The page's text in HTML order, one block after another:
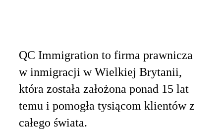
QC Immigration to firma prawnicza
w inmigracji w Wielkiej Brytanii,
która została założona ponad 15 lat
temu i pomogła tysiącom klientów z
całego świata.